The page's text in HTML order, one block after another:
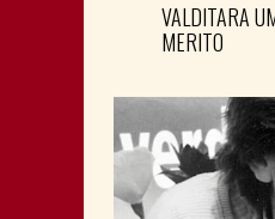
VALDITARA
MERITO